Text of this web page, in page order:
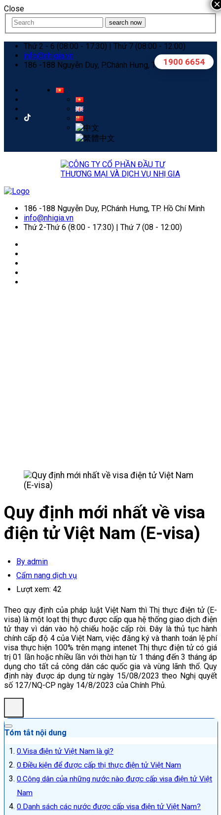
Close
search now
Thứ 2 - 6 (08:00 - 17:30) | Thứ 7 (08:00 - 12:00)
info@nhigia.vn
186 -188 Nguyễn Duy, P.Chánh Hưng, TP. Hồ Chí Minh
186 -188 Nguyễn Duy, P.Chánh Hưng, TP. Hồ Chí Minh
info@nhigia.vn
Thứ 2-Thứ 6 (8:00 - 17:30) | Thứ 7 (08 - 12:00)
Quy định mới nhất về visa
điện tử Việt Nam (E-visa)
By admin
Cẩm nang dịch vụ
Lượt xem: 42
Theo quy định của pháp luật Việt Nam thì Thị thực điện tử (E-
visa) là một loạt thị thực được cấp qua hệ thống giao dịch điện
tử thay vì dán vào hộ chiếu hoặc cấp rời. Đây là thủ tục hành
chính cấp độ 4 của Việt Nam, việc đăng ký và thanh toán lệ phí
visa thực hiện 100% trên mạng intenet Thị thực điện tử có giá
trị 01 lần hoặc nhiều lần với thời hạn từ 1 tháng đến 3 tháng áp
dụng cho tất cả công dân các quốc gia và vùng lãnh thổ. Quy
định này được áp dụng từ ngày 15/08/2023 theo Nghị quyết
số 127/NQ-CP ngày 14/8/2023 của Chính Phủ.
Tóm tắt nội dung
Visa điện tử Việt Nam là gì?
Điều kiện để được cấp thị thực điện tử Việt Nam
Công dân của những nước nào được cấp visa điện tử Việt
Nam
Danh sách các nước được cấp visa điện tử Việt Nam?
1900 6654
×